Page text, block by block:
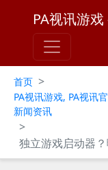
PA视讯游
首页 >
PA视讯游戏, PA视讯
新闻资讯
>
独立游戏启动器